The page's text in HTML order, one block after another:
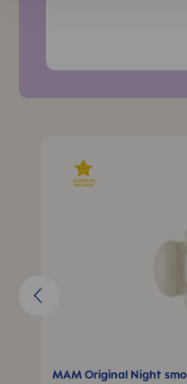
MAM Original Night